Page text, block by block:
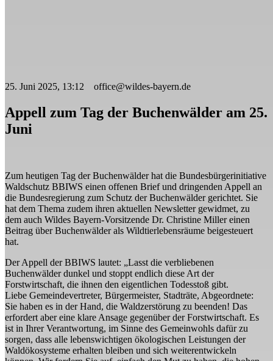
25. Juni 2025, 13:12 office@wildes-bayern.de
Appell zum Tag der Buchenwälder am 25.
Juni
Zum heutigen Tag der Buchenwälder hat die Bundesbürgerinitiative
Waldschutz BBIWS einen offenen Brief und dringenden Appell an
die Bundesregierung zum Schutz der Buchenwälder gerichtet. Sie
hat dem Thema zudem ihren aktuellen Newsletter gewidmet, zu
dem auch Wildes Bayern-Vorsitzende Dr. Christine Miller einen
Beitrag über Buchenwälder als Wildtierlebensräume beigesteuert
hat.
Der Appell der BBIWS lautet: „Lasst die verbliebenen
Buchenwälder dunkel und stoppt endlich diese Art der
Forstwirtschaft, die ihnen den eigentlichen Todesstoß gibt.
Liebe Gemeindevertreter, Bürgermeister, Stadträte, Abgeordnete:
Sie haben es in der Hand, die Waldzerstörung zu beenden! Das
erfordert aber eine klare Ansage gegenüber der Forstwirtschaft. Es
ist in Ihrer Verantwortung, im Sinne des Gemeinwohls dafür zu
sorgen, dass alle lebenswichtigen ökologischen Leistungen der
Waldökosysteme erhalten bleiben und sich weiterentwickeln